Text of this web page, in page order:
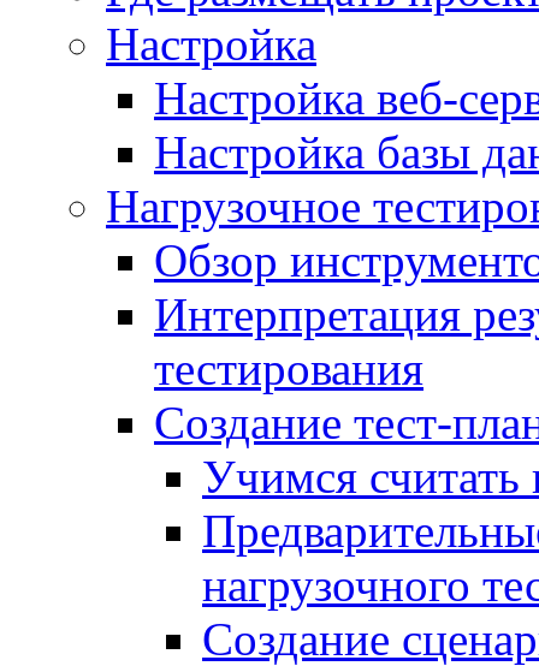
Настройка
Настройка веб-
Настройка базы
Нагрузочное
Обзор
Интерпретация
тестирования
Создание тест-
Учимся считать
нагрузочного
Создание